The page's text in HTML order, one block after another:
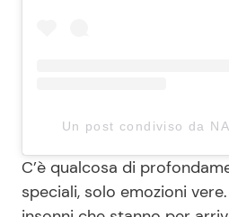
Un post condiviso da
C’è qualcosa di
speciali, solo emozioni